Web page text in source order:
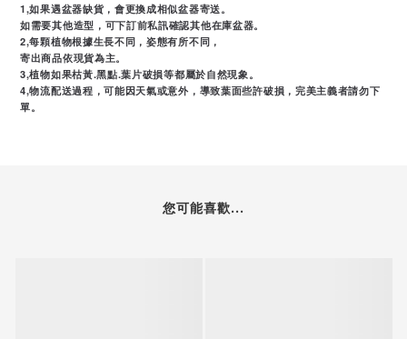
1,如果遇盆器缺貨，會更換成相似盆器寄送。
如需要其他造型，可下訂前私訊確認其他在庫盆器。
2,每顆植物根據生長不同，姿態有所不同，
寄出商品依現貨為主。
3,植物如果枯黃.黑點.葉片破損等都屬於自然現象。
4,物流配送過程，可能因天氣或意外，導致葉面些許破損，完美主義者請勿下
單。
您可能喜歡...